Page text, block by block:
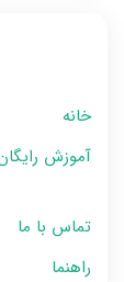
خانه
آموزش
تماس با ما
راهنما